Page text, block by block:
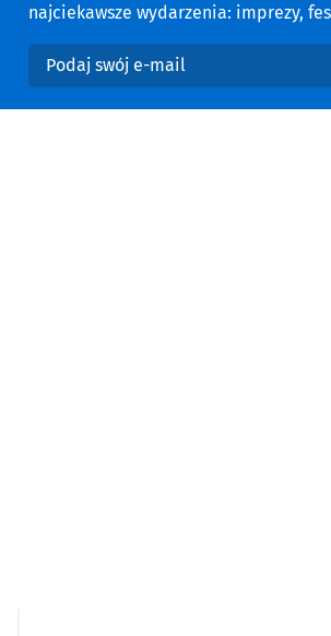
najciekawsze wydarzenia: imprezy,
Podaj swój e-mail